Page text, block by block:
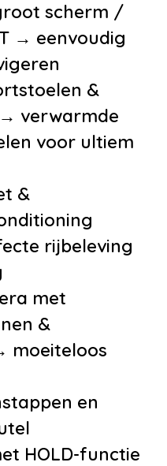
voor en
scherm /
→ eenvoudig
&
verwarmde
voor ultiem
&
rijbeleving
met
&
moeiteloos
en
HOLD-functie